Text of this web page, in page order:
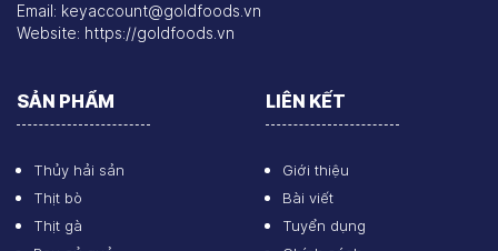
Email: keyaccount@goldfoods.vn
Website: https://goldfoods.vn
SẢN PHẨM
Thủy hải sản
Thịt bò
Thịt gà
LIÊN KẾT
Giới thiệu
Bài viết
Tuyển dụng